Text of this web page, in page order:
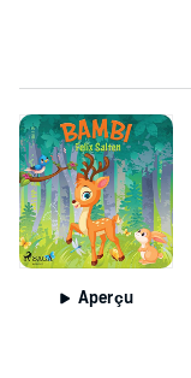
Aperçu